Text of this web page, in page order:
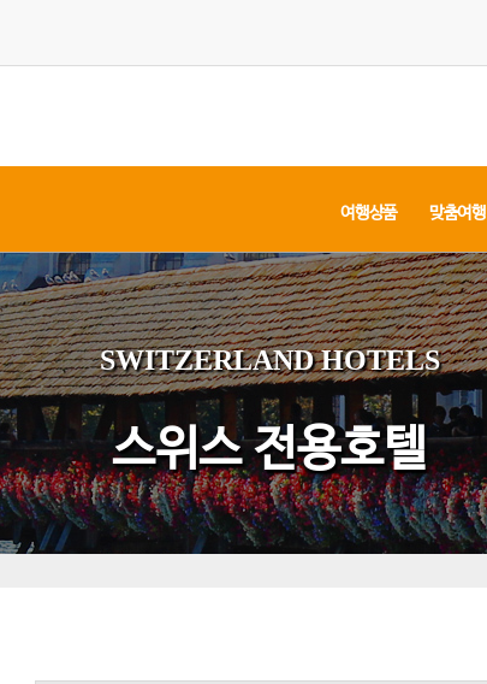
여행상품 맞춤여행
SWITZERLAND HOTELS
스위스 전용호텔